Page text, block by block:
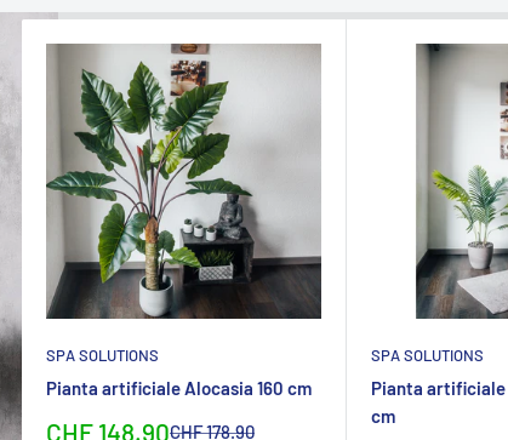
SPA SOLUTIONS
Pianta artificiale Alocasia 160 cm
Sonderpreis
CHF 148.90Normalpreis
CHF 178.90
SPA SOLUTIONS
Pianta artificiale
cm